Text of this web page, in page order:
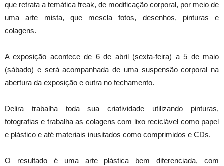
que retrata a temática freak, de modificação corporal, por meio de
uma arte mista, que mescla fotos, desenhos, pinturas e
colagens.
A exposição acontece de 6 de abril (sexta-feira) a 5 de maio
(sábado) e será acompanhada de uma suspensão corporal na
abertura da exposição e outra no fechamento.
Delira trabalha toda sua criatividade utilizando pinturas,
fotografias e trabalha as colagens com lixo reciclável como papel
e plástico e até materiais inusitados como comprimidos e CDs.
O resultado é uma arte plástica bem diferenciada, com